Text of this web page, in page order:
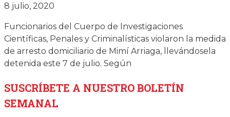
8 julio, 2020
Funcionarios del Cuerpo de Investigaciones
Científicas, Penales y Criminalísticas violaron la medida
de arresto domiciliario de Mimí Arriaga, llevándosela
detenida este 7 de julio. Según
SUSCRÍBETE A NUESTRO BOLETÍN
SEMANAL